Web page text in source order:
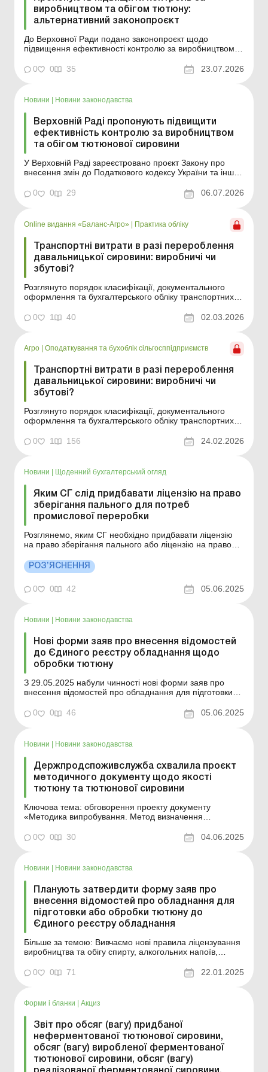
виробництвом та обігом тютюну:
альтернативний законопроєкт
До Верховної Ради подано законопроєкт щодо
підвищення ефективності контролю за виробництвом
застосування ризикорієнтованого підходу під час
здійснення фінансового моніторингу. Що передбачає
алкогольні та тю...
0 0 35 23.07.2026
Новини Новини законодавства
Верховній Раді пропонують підвищити
ефективність контролю за виробництвом
та обігом тютюнової сировини
У Верховній Раді зареєстровано проєкт Закону про
внесення змін до Податкового кодексу України та інших
контролю за виробництвом та обігом тютюнової
сплати, а...
0 0 29 06.07.2026
Online видання «Баланс-Агро» | Практика обліку
Транспортні витрати в разі перероблення
давальницької сировини: виробничі чи
збутові?
Розглянуто порядок класифікації, документального
оформлення та бухгалтерського обліку транспортних
сировини. Баланс-Агро № 9 від 3 березня 2026 року
Так звані «давальницькі операції» супроводжуються
0 1 40 02.03.2026
Агро | Оподаткування та бухоблік сільгосппідприємств
Транспортні витрати в разі перероблення
давальницької сировини: виробничі чи
збутові?
Розглянуто порядок класифікації, документального
оформлення та бухгалтерського обліку транспортних
сировини. Так звані «давальницькі операції»
супроводжуються витратами не лише на перероблення
0 1 156 24.02.2026
Новини Щоденний бухгалтерський огляд
Яким СГ слід придбавати ліцензію на право
зберігання пального для потреб
промислової переробки
Розглянемо, яким СГ необхідно придбавати ліцензію
на право зберігання пального або ліцензію на право
споживання та/або промислової переробки. Більше
за темою: Ліцензія на пальне, алкогольні та тютюнові
вироби: порядок отримання, сплати, анулюван...
РОЗ’ЯСНЕННЯ
0 0 42 05.06.2025
Новини Новини законодавства
Нові форми заяв про внесення відомостей
до Єдиного реєстру обладнання щодо
обробки тютюну
З 29.05.2025 набули чинності нові форми заяв про
внесення відомостей про обладнання для підготовки
промислового виробництва тютюнових виробів до
Єдиного реєстру обладнання, Порядок їх заповнення,
травня 2025 року...
0 0 46 05.06.2025
Новини | Новини законодавства
Держпродспоживслужба схвалила проєкт
методичного документу щодо якості
тютюну та тютюнової сировини
Ключова тема: обговорення проекту документу
«Методика випробування. Метод визначення
відходів». Заступник Голови Державної служби України
з питань безпечності харчових продуктів та захисту
0 0 30 04.06.2025
Новини Новини законодавства
Планують затвердити форму заяв про
внесення відомостей про обладнання для
підготовки або обробки тютюну до
Єдиного реєстру обладнання
Більше за темою: Вивчаємо нові правила ліцензування
виробництва та обігу спирту, алкогольних напоїв,
оприлюднило проєкт наказу «Про затвердження форм
заяв про внесення відомостей про обладнання для
0 0 71 22.01.2025
Форми і бланки Акциз
Звіт про обсяг (вагу) придбаної
неферментованої тютюнової сировини,
обсяг (вагу) виробленої ферментованої
тютюнової сировини, обсяг (вагу)